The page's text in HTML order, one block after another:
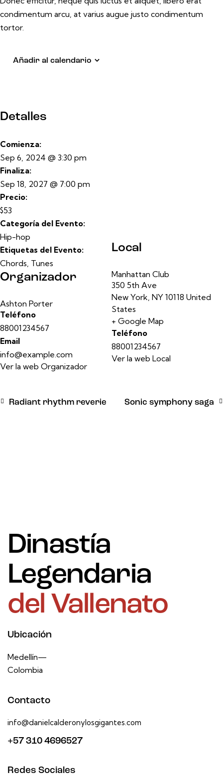
condimentum arcu, at varius augue justo condimentum
tortor.
Añadir al calendario
Detalles
Comienza:
Sep 6, 2024 @ 3:30 pm
Finaliza:
Sep 18, 2027 @ 7:00 pm
Precio:
$53
Categoría del Evento:
Hip-hop
Etiquetas del Evento:
Chords Tunes
Organizador
Ashton Porter
Teléfono
88001234567
Email
info@example.com
Ver la web Organizador
Local
Manhattan Club
350 5th Ave
New York, NY 10118 United
States
+ Google Map
Teléfono
88001234567
Ver la web Local
Radiant rhythm reverie Sonic symphony saga
Dinastía
Legendaria
del Vallenato
Ubicación
Medellín—
Colombia
Contacto
info@danielcalderonylosgigantes.com
+57 310 4696527
Redes Sociales